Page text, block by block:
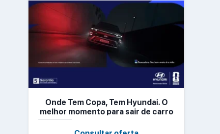
Onde Tem Copa, Tem Hyundai. O
melhor momento para sair de carro